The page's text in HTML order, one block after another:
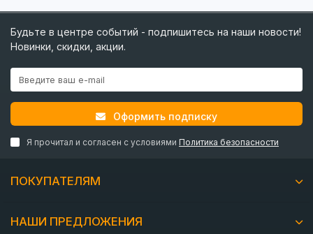
Будьте в центре событий - подпишитесь на наши новости!
Новинки, скидки, акции.
Оформить подписку
Я прочитал и согласен с условиями Политика безопасности
ПОКУПАТЕЛЯМ
НАШИ ПРЕДЛОЖЕНИЯ